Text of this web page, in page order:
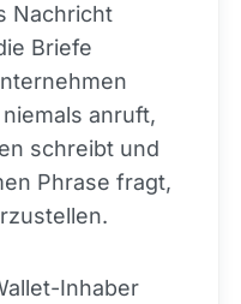
Nachricht
Briefe
anruft,
schreibt und
Phrase fragt,
Inhaber